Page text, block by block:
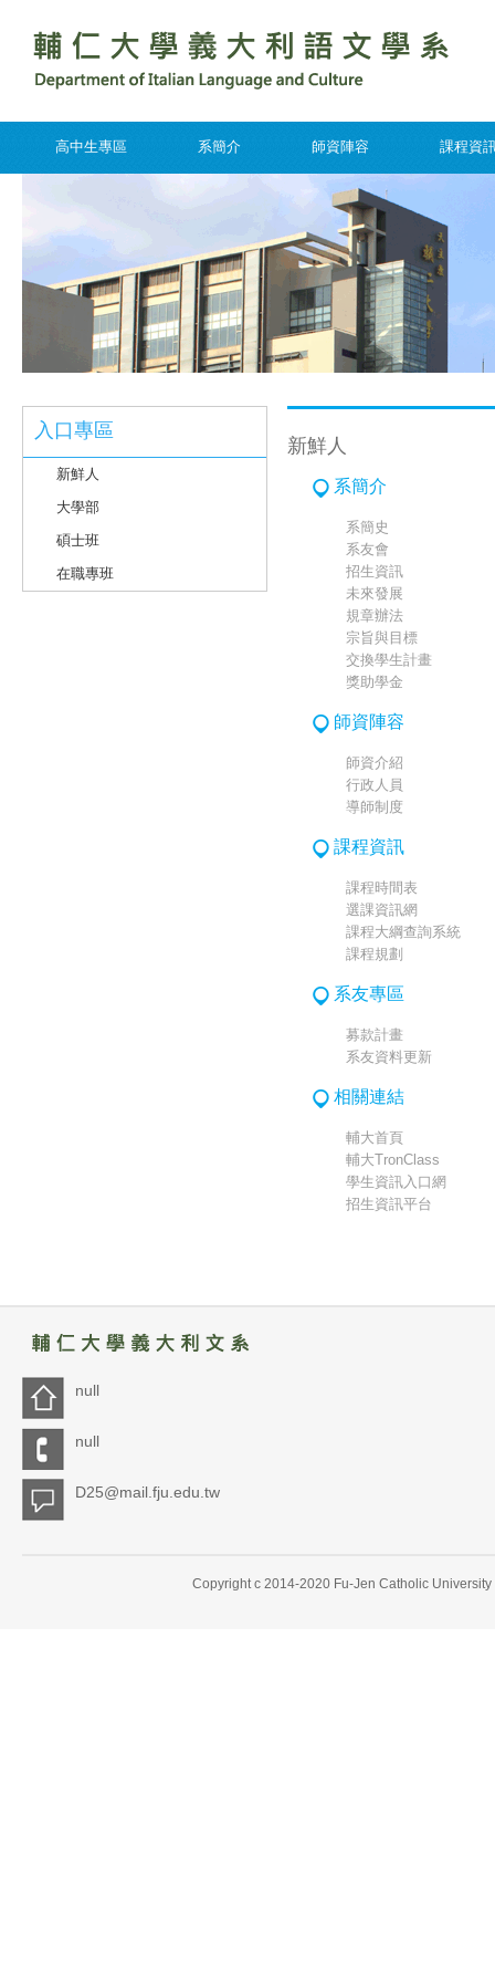
高中生專區 系簡介 師資陣容 課程資
入口專區
新鮮人
大學部
碩士班
在職專班
新鮮人
系簡介
系簡史
系友會
招生資訊
未來發展
規章辦法
宗旨與目標
交換學生計畫
獎助學金
師資陣容
師資介紹
行政人員
導師制度
課程資訊
課程時間表
選課資訊網
課程大綱查詢系統
課程規劃
系友專區
募款計畫
系友資料更新
相關連結
輔大首頁
輔大TronClass
學生資訊入口網
招生資訊平台
null
null
D25@mail.fju.edu.tw
Copyright c 2014-2020 Fu-Jen Catholic